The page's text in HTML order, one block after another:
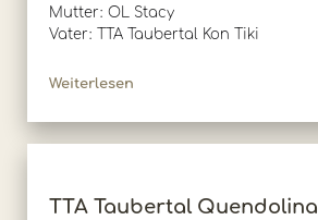
Mutter: OL Stacy
Vater: TTA Taubertal Kon Tiki
Weiterlesen
TTA Taubertal Quendolina